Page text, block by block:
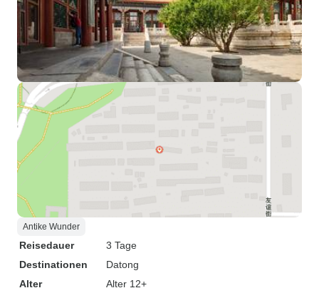
Antike Wunder
Reisedauer
3 Tage
Destinationen
Datong
Alter
Alter 12+